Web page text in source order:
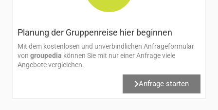
Planung der Gruppenreise hier beginnen​
Mit dem kostenlosen und unverbindlichen Anfrageformular
von groupedia können Sie mit nur einer Anfrage viele
Angebote vergleichen.
Anfrage starten